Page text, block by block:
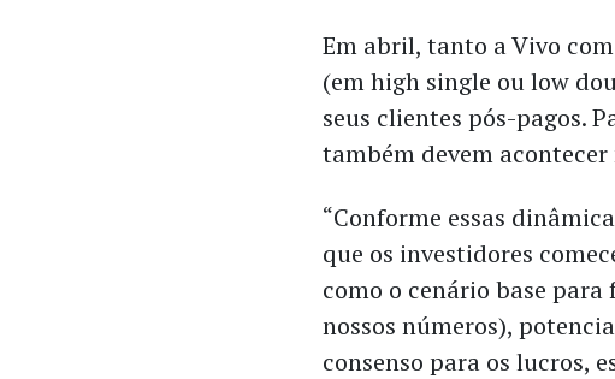
Em abril, tanto a Vivo
(em high single ou low
seus clientes pós-pagos.
também devem
“Conforme essas
que os investidores
como o cenário base
nossos números),
consenso para os lucros,